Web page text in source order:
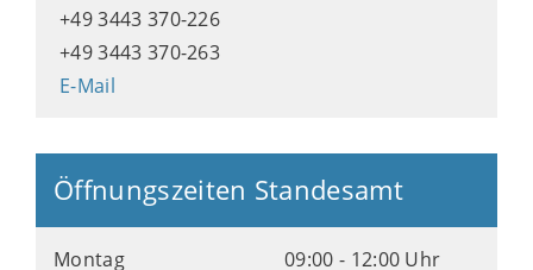
+49 3443 370-226
+49 3443 370-263
E-Mail
Öffnungszeiten Standesamt
Montag
09:00 - 12:00 Uhr